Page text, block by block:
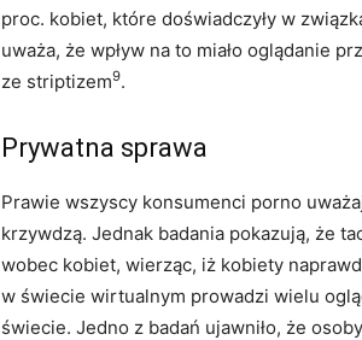
proc. kobiet, które doświadczyły w
uważa, że wpływ na to miało oglądanie
ze striptizem9.
Prywatna sprawa
Prawie wszyscy konsumenci porno
krzywdzą. Jednak badania pokazują, że
wobec kobiet, wierząc, iż kobiety
w świecie wirtualnym prowadzi wielu
świecie. Jedno z badań ujawniło, że